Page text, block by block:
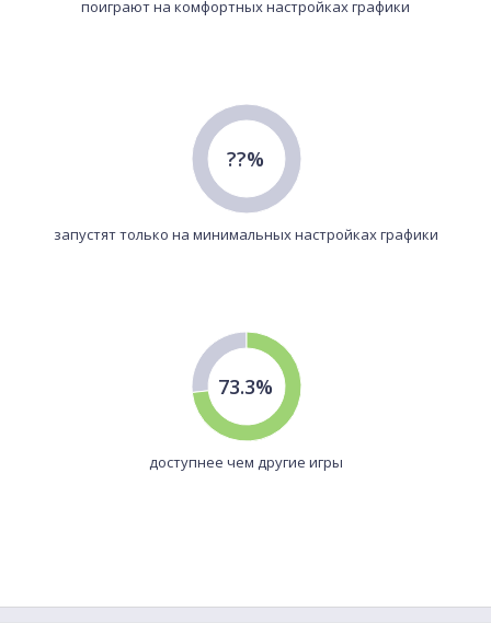
поиграют на комфортных настройках графики
??%
запустят только на минимальных настройках графики
73.3%
доступнее чем другие игры